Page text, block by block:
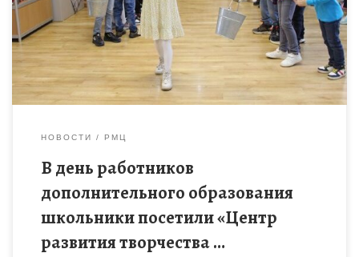
участие в этнографической игровой программе «Знакомство
с традициями русской […]
НОВОСТИ РМЦ
В день работников
дополнительного образования
школьники посетили «Центр
развития творчества …